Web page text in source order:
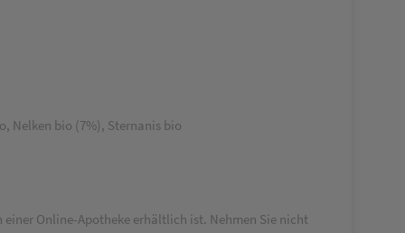
Nelken bio (7%), Sternanis bio
Online-Apotheke erhältlich ist. Nehmen Sie nicht